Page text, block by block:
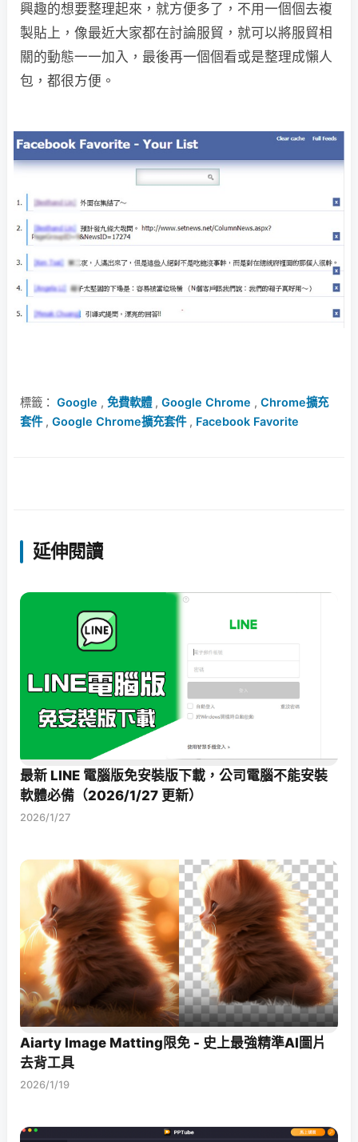
興趣的想要整理起來，就方便多了，不用一個個去複
製貼上，像最近大家都在討論服貿，就可以將服貿相
關的動態一一加入，最後再一個個看或是整理成懶人
包，都很方便。
標籤： Google , 免費軟體, Google Chrome , Chrome擴充
套件, Google Chrome擴充套件, Facebook Favorite
延伸閱讀
最新 LINE 電腦版免安裝版下載，公司電腦不能安裝
軟體必備（2026/1/27 更新）
2026/1/27
Aiarty Image Matting限免 - 史上最強精準AI圖片
去背工具
2026/1/19